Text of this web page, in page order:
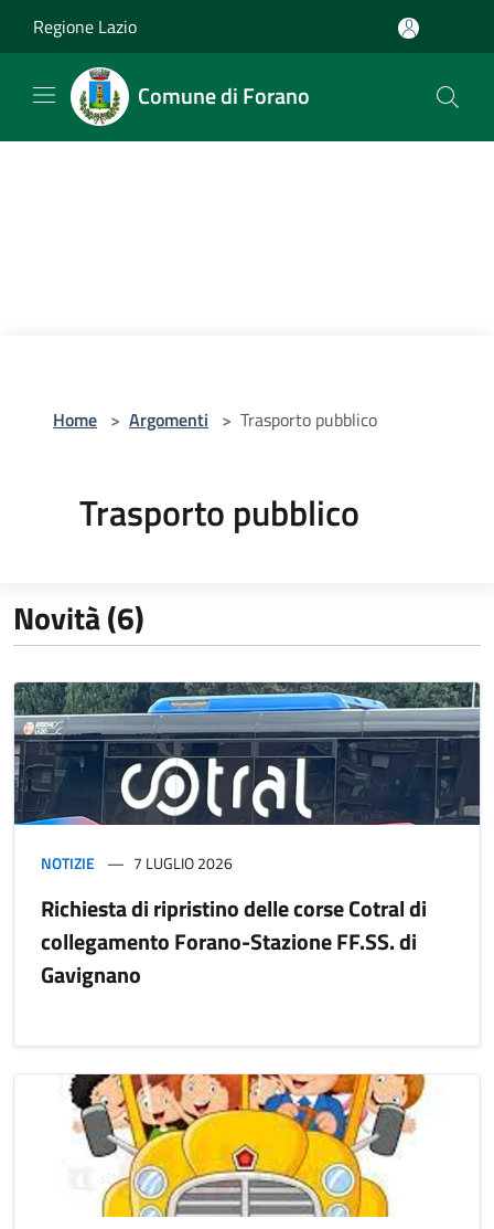
Regione Lazio
Comune di Forano
Home > Argomenti > Trasporto pubblico
Trasporto pubblico
Novità (6)
NOTIZIE 7 LUGLIO 2026
Richiesta di ripristino delle corse Cotral di
collegamento Forano-Stazione FF.SS. di
Gavignano